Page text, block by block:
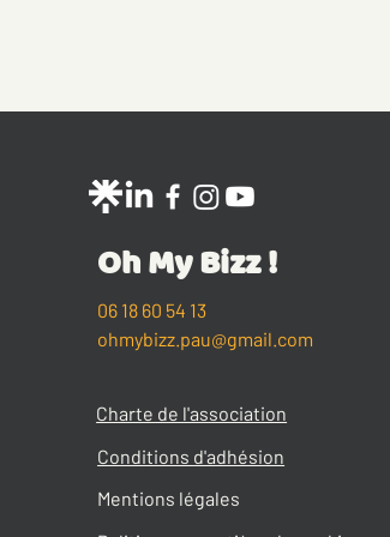
Oh My Bizz !
06 18 60 54 13
ohmybizz.pau@gmail.com
Charte de l'association
Conditions d'adhésion
Mentions légales